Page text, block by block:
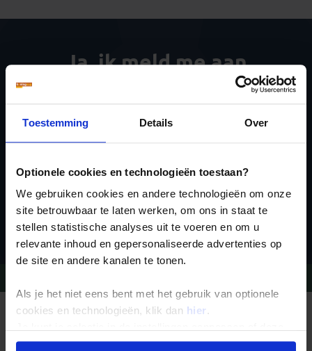
Toestemming Details Over
Optionele cookies en technologieën toestaan?
We gebruiken cookies en andere technologieën om onze
site betrouwbaar te laten werken, om ons in staat te
stellen statistische analyses uit te voeren en om u
relevante inhoud en gepersonaliseerde advertenties op
de site en andere kanalen te tonen.
Als je het niet eens bent met het gebruik van optionele
cookies en technologieën, klik dan hier .
onder aan de pagina op elk gewenst moment voor de
Ja, ik meld me aan
voor de wekelijkse
nieuwsbrief
Inschrijven
REIZEN MET KONING AAP
Waarom Koning Aap?
Bestemmingen